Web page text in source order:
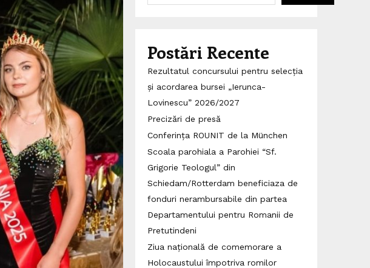
Postări Recente
Rezultatul concursului pentru selecția
și acordarea bursei „Ierunca-
Lovinescu” 2026/2027
Precizări de presă
Conferința ROUNIT de la München
Scoala parohiala a Parohiei “Sf.
Grigorie Teologul” din
Schiedam/Rotterdam beneficiaza de
fonduri nerambursabile din partea
Departamentului pentru Romanii de
Pretutindeni
Ziua națională de comemorare a
Holocaustului împotriva romilor